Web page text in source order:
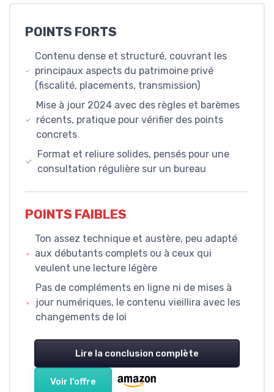
POINTS FORTS
Contenu dense et structuré, couvrant les
principaux aspects du patrimoine privé
(fiscalité, placements, transmission)
Mise à jour 2024 avec des règles et barèmes
récents, pratique pour vérifier des points
concrets
Format et reliure solides, pensés pour une
consultation régulière sur un bureau
POINTS FAIBLES
Ton assez technique et austère, peu adapté
aux débutants complets ou à ceux qui
veulent une lecture légère
Pas de compléments en ligne ni de mises à
jour numériques, le contenu vieillira avec les
changements de loi
Lire la conclusion complète
Voir l'offre